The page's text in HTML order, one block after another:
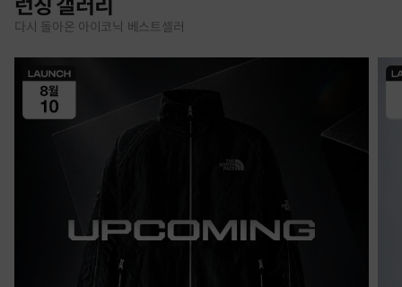
런칭 갤러리
다시 돌아온 아이코닉 베스트셀러